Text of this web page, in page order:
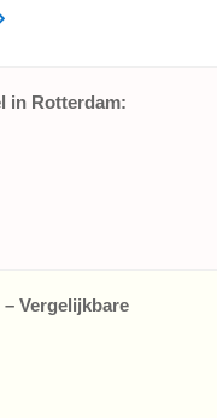
in Rotterdam:
Vergelijkbare